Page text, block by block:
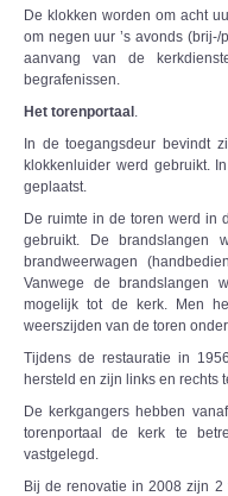
De klokken worden om acht
om negen uur ’s avonds
aanvang van de
begrafenissen.
Het torenportaal
In de toegangsdeur bevindt
klokkenluider werd gebruikt.
geplaatst.
De ruimte in de toren werd in
gebruikt. De brandslangen
brandweerwagen
Vanwege de brandslangen
mogelijk tot de kerk. Men
weerszijden van de toren
Tijdens de restauratie in
hersteld en zijn links en rechts
De kerkgangers hebben
torenportaal de kerk te
vastgelegd.
Bij de renovatie in 2008 zijn